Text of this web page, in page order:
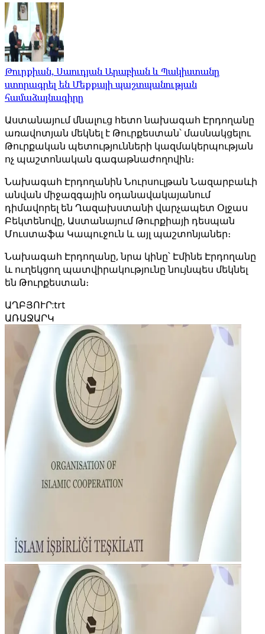
Թուրքիան, Սաուդյան Արաբիան և Պակիստանը
ստորագրել են Մեքքայի պաշտպանության
համաձայնագիրը
Աստանայում մնալուց հետո նախագահ Էրդողանը
առավոտյան մեկնել է Թուրքեստան՝ մասնակցելու
Թուրքական պետությունների կազմակերպության
ոչ պաշտոնական գագաթնաժողովին։
Նախագահ Էրդողանին Նուրսուլթան Նազարբաևի
անվան միջազգային օդանավակայանում
դիմավորել են Ղազախստանի վարչապետ Օլջաս
Բեկտենովը, Աստանայում Թուրքիայի դեսպան
Մուստաֆա Կապուջուն և այլ պաշտոնյաներ։
Նախագահ Էրդողանը, նրա կինը՝ Էմինե Էրդողանը
և ուղեկցող պատվիրակությունը նույնպես մեկնել
են Թուրքեստան։
ԱՂԲՅՈՒՐ:trt
ԱՌԱՋԱՐԿ